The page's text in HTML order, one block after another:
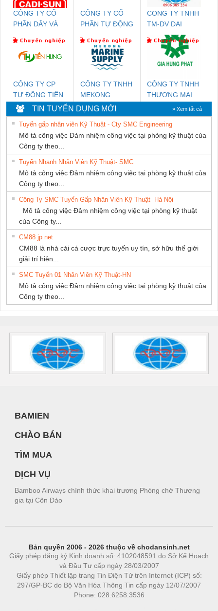
CÔNG TY CỔ
PHẦN DÂY VÀ
THƯỢNG ĐÌNH
CÔNG TY CỔ
PHẦN TỰ ĐỘNG
CONG TY TNHH
TM-DV DAI
DONG THANH
CÔNG TY CP
TỰ ĐỘNG TIẾN
HƯNG
CÔNG TY TNHH
MEKONG
MARINE
SUPPLY
CÔNG TY TNHH
THƯƠNG MẠI
DỊCH VỤ KỸ
THUẬT ĐIỆN CƠ
GIA HƯNG
PHÁT
TIN TUYỂN DỤNG MỚI » Xem tất cả
Tuyển gấp nhân viên Kỹ Thuật - Cty SMC Engineering
Mô tả công việc Đảm nhiệm công việc tại phòng kỹ thuật của
Công ty theo...
Tuyển Nhanh Nhân Viên Kỹ Thuật- SMC
Mô tả công việc Đảm nhiệm công việc tại phòng kỹ thuật của
Công ty theo...
Công Ty SMC Tuyển Gấp Nhân Viên Kỹ Thuật- Hà Nội
Mô tả công việc Đảm nhiệm công việc tại phòng kỹ thuật
của Công ty...
CM88 jp net
CM88 là nhà cái cá cược trực tuyến uy tín, sở hữu thế giới
giải trí hiện...
SMC Tuyển 01 Nhân Viên Kỹ Thuật-HN
Mô tả công việc Đảm nhiệm công việc tại phòng kỹ thuật của
Công ty theo...
BAMIEN
CHÀO BÁN
TÌM MUA
DỊCH VỤ
Bamboo Airways chính thức khai trương Phòng chờ Thương
gia tại Côn Đảo
Bản quyền 2006 - 2026 thuộc về chodansinh.net
Giấy phép đăng ký Kinh doanh số: 4102048591 do Sở Kế Hoạch
và Đầu Tư cấp ngày 28/03/2007
Giấy phép Thiết lập trang Tin Điện Tử trên Internet (ICP) số:
297/GP-BC do Bộ Văn Hóa Thông Tin cấp ngày 12/07/2007
Phone: 028.6258.3536